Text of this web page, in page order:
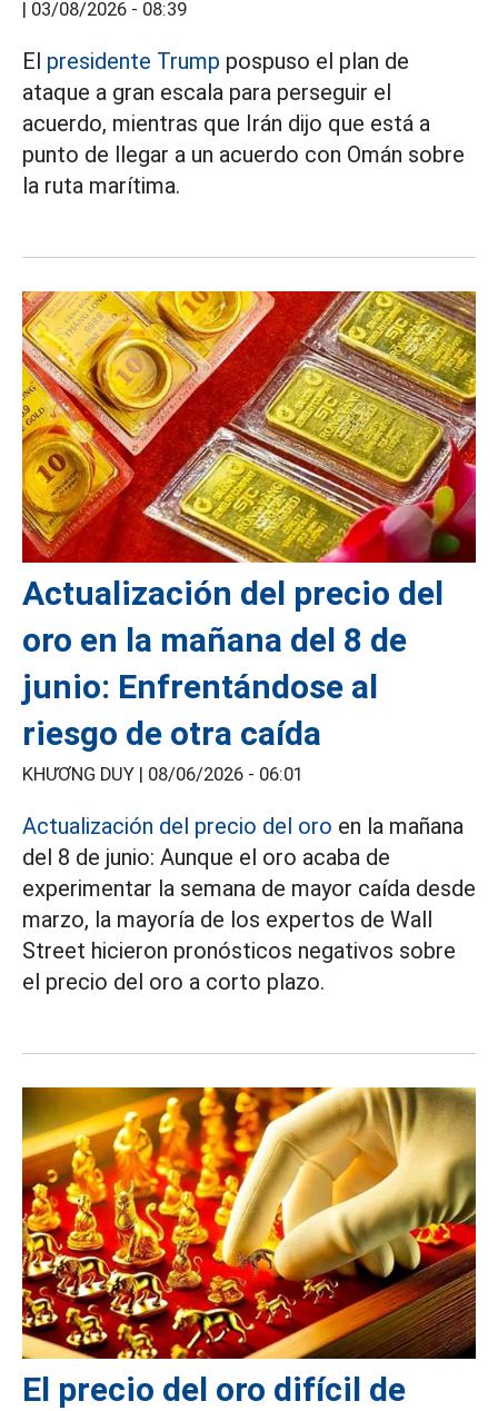
03/08/2026 - 08:39
El presidente Trump pospuso el plan de
ataque a gran escala para perseguir el
acuerdo, mientras que Irán dijo que está a
punto de llegar a un acuerdo con Omán sobre
la ruta marítima.
Actualización del precio del
oro en la mañana del 8 de
junio: Enfrentándose al
riesgo de otra caída
KHƯƠNG DUY | 08/06/2026 - 06:01
Actualización del precio del oro en la mañana
del 8 de junio: Aunque el oro acaba de
experimentar la semana de mayor caída desde
marzo, la mayoría de los expertos de Wall
Street hicieron pronósticos negativos sobre
el precio del oro a corto plazo.
El precio del oro difícil de